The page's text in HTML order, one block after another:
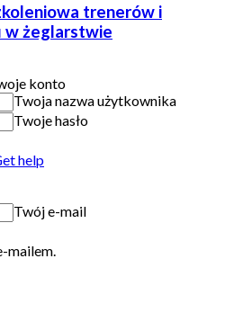
trenerów i
żeglarstwie
konto
Twoja nazwa użytkownika
Twoje hasło
help
Twój e-mail
mailem.